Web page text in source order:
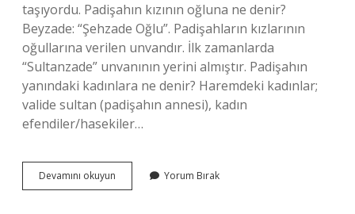
taşıyordu. Padişahın kızının oğluna ne denir?
Beyzade: “Şehzade Oğlu”. Padişahların kızlarının
oğullarına verilen unvandır. İlk zamanlarda
“Sultanzade” unvanının yerini almıştır. Padişahın
yanındaki kadınlara ne denir? Haremdeki kadınlar;
valide sultan (padişahın annesi), kadın
efendiler/hasekiler…
Devamını okuyun Padişahın
Kızına
Yorum Bırak